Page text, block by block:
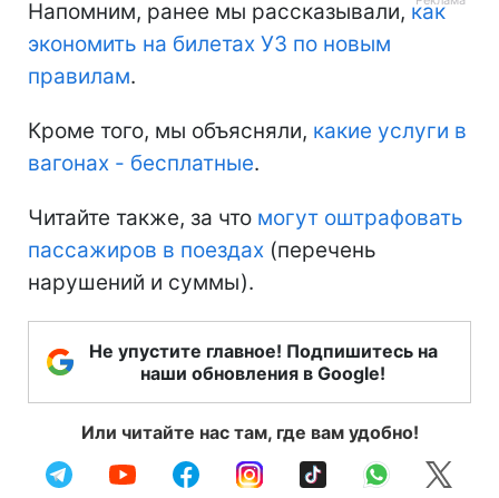
Напомним, ранее мы рассказывали, как
экономить на билетах УЗ по новым
правилам.
Кроме того, мы объясняли, какие услуги в
вагонах - бесплатные.
Читайте также, за что могут оштрафовать
пассажиров в поездах (перечень
нарушений и суммы).
Не упустите главное! Подпишитесь на
наши обновления в Google!
Или читайте нас там, где вам удобно!